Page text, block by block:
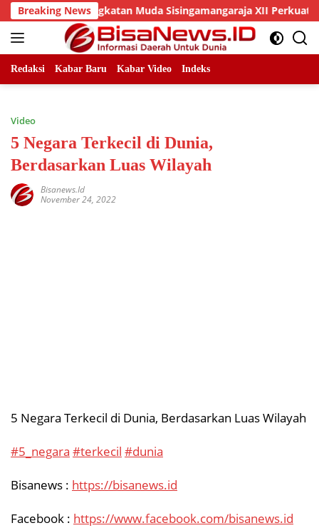
Skip
to
content
Breaking News
DPC Angkatan Muda Sisingamangaraja XII Perkuat
Redaksi Kabar Baru Kabar Video Indeks
Video
5 Negara Terkecil di Dunia,
Berdasarkan Luas Wilayah
Bisanews.id
November 24, 2022
5 Negara Terkecil di Dunia, Berdasarkan Luas Wilayah
#5_negara #terkecil #dunia
Bisanews : https://bisanews.id
Facebook : https://www.facebook.com/bisanews.id